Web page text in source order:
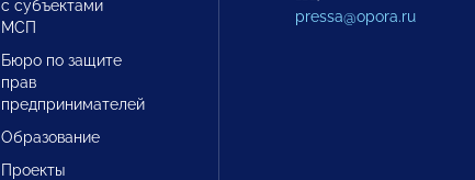
с субъектами
МСП
Бюро по защите
прав
предпринимателей
Образование
Проекты
pressa@opora.ru